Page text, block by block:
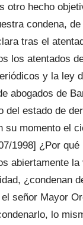
otro hecho
condena,
tras el
los atentados
y la ley
abogados de
del estado de
su momento el
1998] ¿Por
abiertamente
¿condenan
señor Mayor
lo